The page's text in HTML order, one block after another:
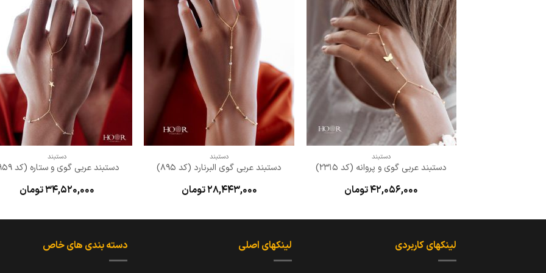
علاقه
مندی
ها
+
دستبند
دستبند عربی گوی و پروانه (کد 2315)
42,056,000تومان
دستبند
دستبند عربی گوی البرنارد (کد 895)
28,443,000تومان
دستبند
دستبند عربی گوی و ستاره (کد 959)
34,520,000تومان
لینکهای کاربردی لینکهای اصلی دسته بندی های خاص